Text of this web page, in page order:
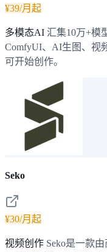
¥39/月起
多模态AI 汇集10万+模
ComfyUI、AI生图、视
可开始创作。
Seko
¥30/月起
视频创作 Seko是一款